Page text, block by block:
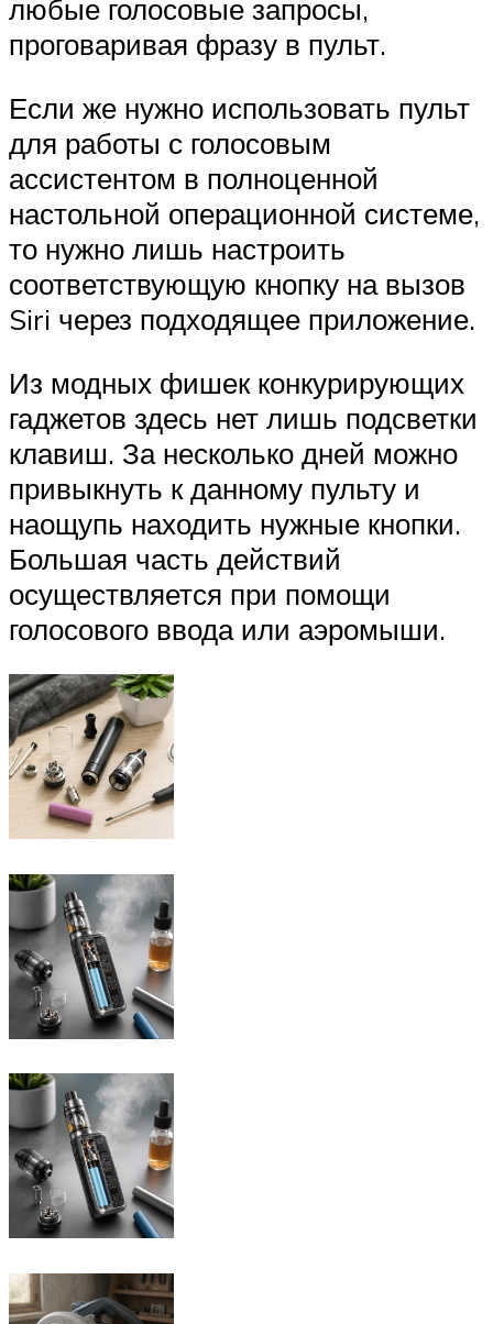
любые голосовые запросы,
проговаривая фразу в пульт.
Если же нужно использовать пульт
для работы с голосовым
ассистентом в полноценной
настольной операционной системе,
то нужно лишь настроить
соответствующую кнопку на вызов
Siri через подходящее приложение.
Из модных фишек конкурирующих
гаджетов здесь нет лишь подсветки
клавиш. За несколько дней можно
привыкнуть к данному пульту и
наощупь находить нужные кнопки.
Большая часть действий
осуществляется при помощи
голосового ввода или аэромыши.